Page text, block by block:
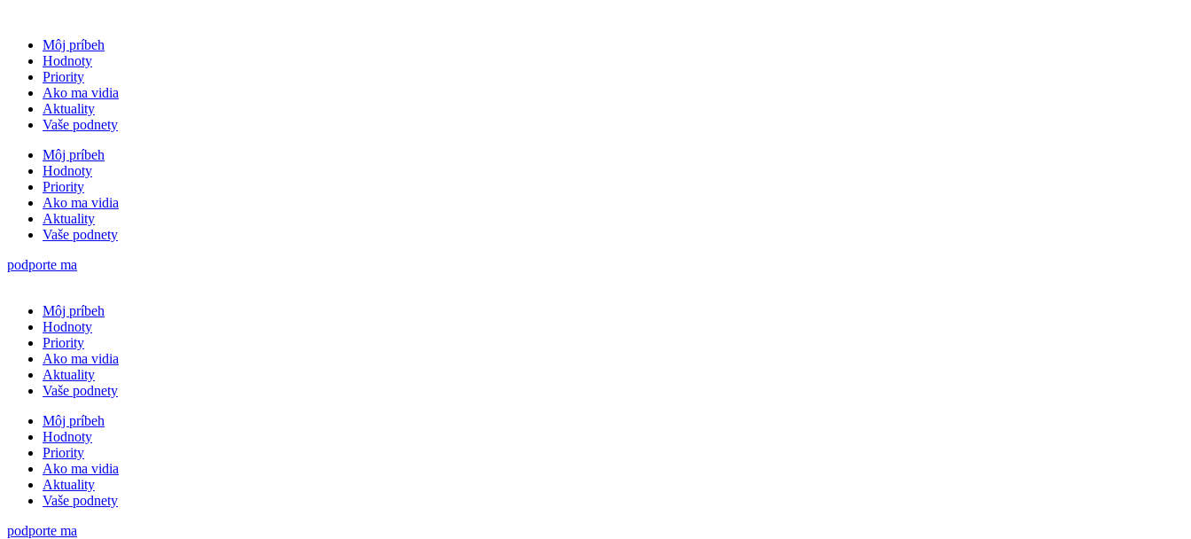
Môj príbeh
Hodnoty
Priority
Ako ma vidia
Aktuality
Vaše podnety
Môj príbeh
Hodnoty
Priority
Ako ma vidia
Aktuality
Vaše podnety
podporte ma
Môj príbeh
Hodnoty
Priority
Ako ma vidia
Aktuality
Vaše podnety
Môj príbeh
Hodnoty
Priority
Ako ma vidia
Aktuality
Vaše podnety
podporte ma